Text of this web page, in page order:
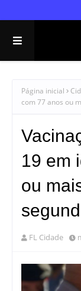
Página inicial
com 77 anos ou
19 em
ou
FL Cidade